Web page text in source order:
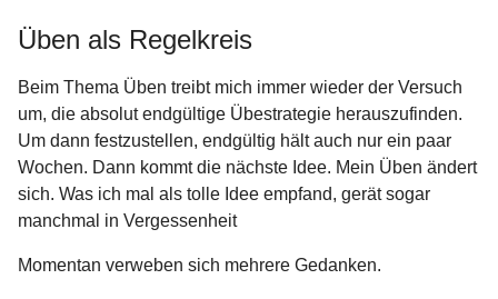
Üben als Regelkreis
Beim Thema Üben treibt mich immer wieder der Versuch
um, die absolut endgültige Übestrategie herauszufinden.
Um dann festzustellen, endgültig hält auch nur ein paar
Wochen. Dann kommt die nächste Idee. Mein Üben ändert
sich. Was ich mal als tolle Idee empfand, gerät sogar
manchmal in Vergessenheit
Momentan verweben sich mehrere Gedanken.